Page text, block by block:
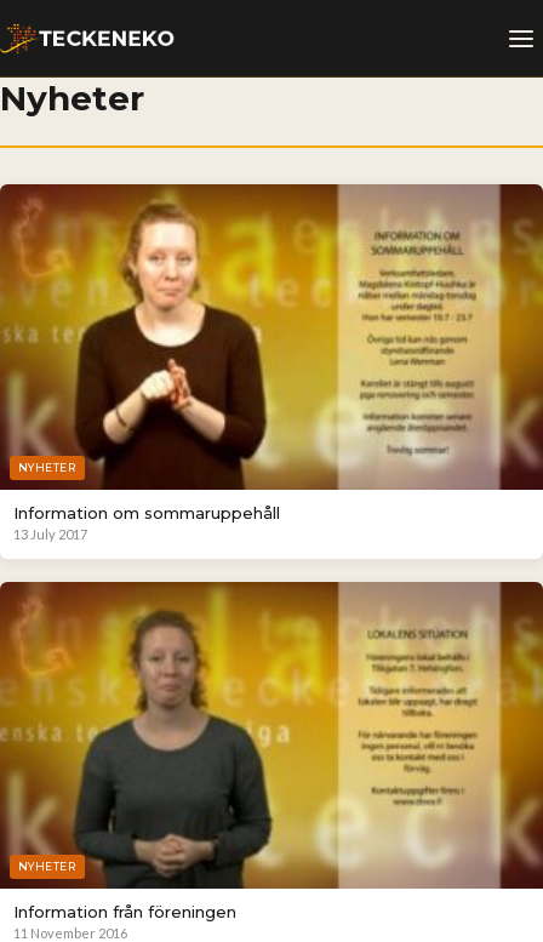
Nyheter
NYHETER
Information om sommaruppehåll
13 July 2017
NYHETER
Information från föreningen
11 November 2016